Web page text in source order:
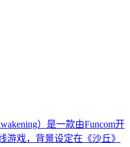
）是一款由Funcom开
游戏，背景设定在《沙丘》